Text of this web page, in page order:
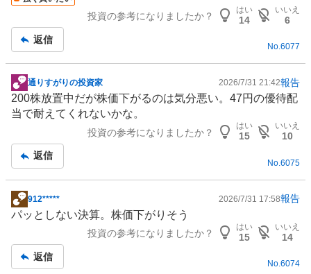
投資の参考になりましたか？
はい
14
いいえ
6
返信
No.6077
掲
示
板
通りすがりの投資家 2026/7/31 21:42報告
200株放置中だが株価下がるのは気分悪い。47円の優待配
当で耐えてくれないかな。
投資の参考になりましたか？
はい
15
いいえ
10
返信
No. 6075
掲
示
事
912***** 2026/7/31 17:58報告
パッとしない決算。株価下がりそう
投資の参考になりましたか？
はい
15
いいえ
14
返信
No.6074